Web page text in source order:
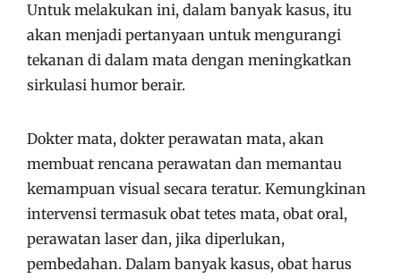
Untuk melakukan ini, dalam banyak kasus, itu
akan menjadi pertanyaan untuk mengurangi
tekanan di dalam mata dengan meningkatkan
sirkulasi humor berair.
Dokter mata, dokter perawatan mata, akan
membuat rencana perawatan dan memantau
kemampuan visual secara teratur. Kemungkinan
intervensi termasuk obat tetes mata, obat oral,
perawatan laser dan, jika diperlukan,
pembedahan. Dalam banyak kasus, obat harus